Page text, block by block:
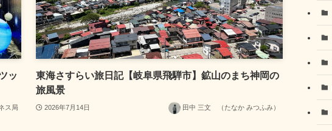
ッ
ス局
東海さすらい旅日記【岐阜県飛騨市】鉱山のまち神岡の
旅風景
2026年7月14日 田中 三文 （たなか みつふみ）